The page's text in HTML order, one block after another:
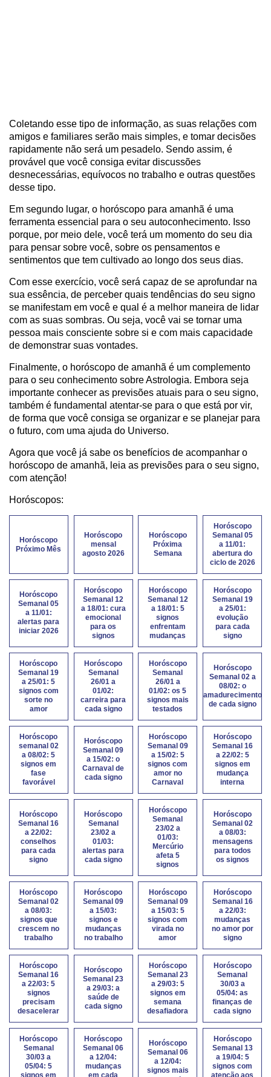
Coletando esse tipo de informação, as suas relações com
amigos e familiares serão mais simples, e tomar decisões
rapidamente não será um pesadelo. Sendo assim, é
provável que você consiga evitar discussões
desnecessárias, equívocos no trabalho e outras questões
desse tipo.
Em segundo lugar, o horóscopo para amanhã é uma
ferramenta essencial para o seu autoconhecimento. Isso
porque, por meio dele, você terá um momento do seu dia
para pensar sobre você, sobre os pensamentos e
sentimentos que tem cultivado ao longo dos seus dias.
Com esse exercício, você será capaz de se aprofundar na
sua essência, de perceber quais tendências do seu signo
se manifestam em você e qual é a melhor maneira de lidar
com as suas sombras. Ou seja, você vai se tornar uma
pessoa mais consciente sobre si e com mais capacidade
de demonstrar suas vontades.
Finalmente, o horóscopo de amanhã é um complemento
para o seu conhecimento sobre Astrologia. Embora seja
importante conhecer as previsões atuais para o seu signo,
também é fundamental atentar-se para o que está por vir,
de forma que você consiga se organizar e se planejar para
o futuro, com uma ajuda do Universo.
Agora que você já sabe os benefícios de acompanhar o
horóscopo de amanhã, leia as previsões para o seu signo,
com atenção!
Horóscopos:
Horóscopo
Próximo Mês
Horóscopo
mensal
agosto 2026
Horóscopo
Próxima
Semana
Horóscopo
Semanal 05
a 11/01:
abertura do
ciclo de 2026
Horóscopo
Semanal 05
a 11/01:
alertas para
iniciar 2026
Horóscopo
Semanal 12
a 18/01: cura
emocional
para os
signos
Horóscopo
Semanal 12
a 18/01: 5
signos
enfrentam
mudanças
Horóscopo
Semanal 19
a 25/01:
evolução
para cada
signo
Horóscopo
Semanal 19
a 25/01: 5
signos com
sorte no
amor
Horóscopo
Semanal
26/01 a
01/02:
carreira para
cada signo
Horóscopo
Semanal
26/01 a
01/02: os 5
signos mais
testados
Horóscopo
Semanal 02 a
08/02: o
amadurecimento
de cada signo
Horóscopo
semanal 02
a 08/02: 5
signos em
fase
favorável
Horóscopo
Semanal 09
a 15/02: o
Carnaval de
cada signo
Horóscopo
Semanal 09
a 15/02: 5
signos com
amor no
Carnaval
Horóscopo
Semanal 16
a 22/02: 5
signos em
mudança
interna
Horóscopo
Semanal 16
a 22/02:
conselhos
para cada
signo
Horóscopo
Semanal
23/02 a
01/03:
alertas para
cada signo
Horóscopo
Semanal
23/02 a
01/03:
Mercúrio
afeta 5
signos
Horóscopo
Semanal 02
a 08/03:
mensagens
para todos
os signos
Horóscopo
Semanal 02
a 08/03:
signos que
crescem no
trabalho
Horóscopo
Semanal 09
a 15/03:
signos e
mudanças
no trabalho
Horóscopo
Semanal 09
a 15/03: 5
signos com
virada no
amor
Horóscopo
Semanal 16
a 22/03:
mudanças
no amor por
signo
Horóscopo
Semanal 16
a 22/03: 5
signos
precisam
desacelerar
Horóscopo
Semanal 23
a 29/03: a
saúde de
cada signo
Horóscopo
Semanal 23
a 29/03: 5
signos em
semana
desafiadora
Horóscopo
Semanal
30/03 a
05/04: as
finanças de
cada signo
Horóscopo
Semanal
30/03 a
05/04: 5
signos em
Horóscopo
Semanal 06
a 12/04:
mudanças
em cada
Horóscopo
Semanal 06
a 12/04:
signos mais
Horóscopo
Semanal 13
a 19/04: 5
signos com
atenção aos